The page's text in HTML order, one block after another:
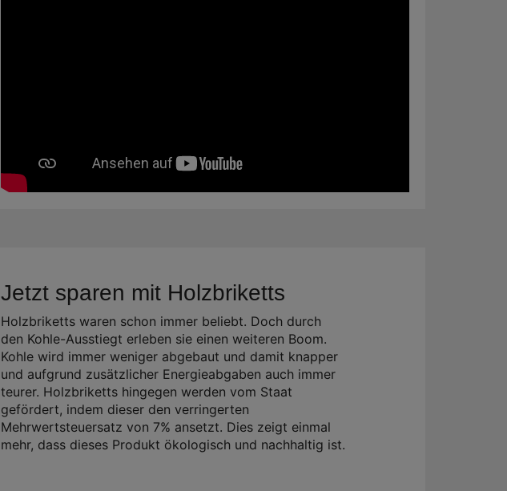
Jetzt sparen mit Holzbriketts
Holzbriketts waren schon immer beliebt. Doch durch
den Kohle-Ausstiegt erleben sie einen weiteren Boom.
Kohle wird immer weniger abgebaut und damit knapper
und aufgrund zusätzlicher Energieabgaben auch immer
teurer. Holzbriketts hingegen werden vom Staat
gefördert, indem dieser den verringerten
Mehrwertsteuersatz von 7% ansetzt. Dies zeigt einmal
mehr, dass dieses Produkt ökologisch und nachhaltig ist.